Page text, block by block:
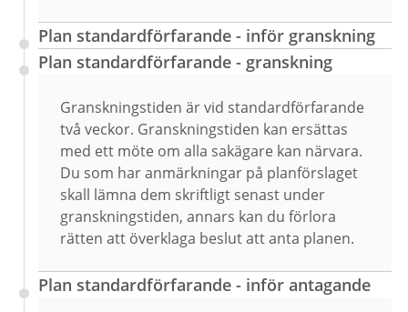
Plan standardförfarande - inför granskning
Plan standardförfarande - granskning
Granskningstiden är vid standardförfarande
två veckor. Granskningstiden kan ersättas
med ett möte om alla sakägare kan närvara.
Du som har anmärkningar på planförslaget
skall lämna dem skriftligt senast under
granskningstiden, annars kan du förlora
rätten att överklaga beslut att anta planen.
Plan standardförfarande - inför antagande